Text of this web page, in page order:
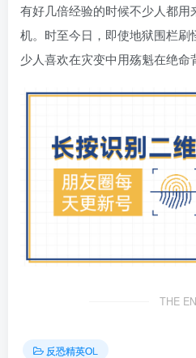
有好几倍经验的时候不少人都用
机。时至今日，即使地狱围栏
少人喜欢在灾变中用殇魁在绝命
THE
反恐精英OL